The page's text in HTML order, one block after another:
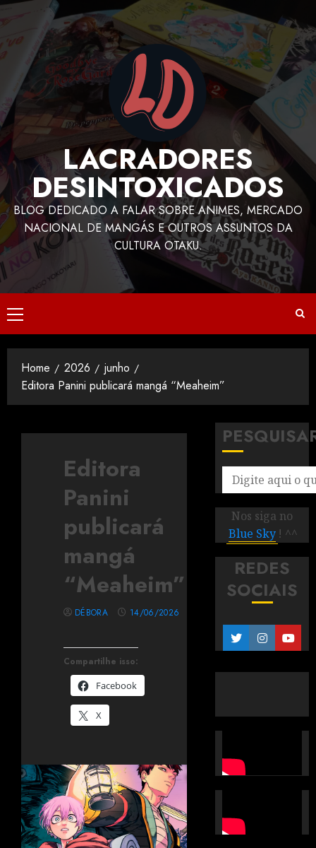
LACRADORES
DESINTOXICADOS
BLOG DEDICADO A FALAR SOBRE ANIMES, MERCADO
NACIONAL DE MANGÁS E OUTROS ASSUNTOS DA
CULTURA OTAKU.
Home 2026
junho
Editora Panini publicará mangá “Meaheim”
Editora
Panini
publicará
mangá
“Meaheim”
Compartilhe isso:
Facebook
X
DÉBORA 14/06/2026
Nos siga no
Blue Sky ! ^^
REDES
SOCIAIS